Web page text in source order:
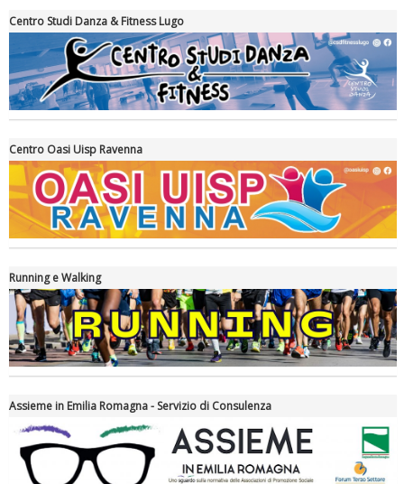
La formazione Uisp rallenta ma prosegue anche in estate
Tiziano Pesce nel Cda di Fondazione Terzjus: prima riunione a
Roma
Centro Studi Danza & Fitness Lugo
Centro Oasi Uisp Ravenna
Running e Walking
Assieme in Emilia Romagna - Servizio di Consulenza